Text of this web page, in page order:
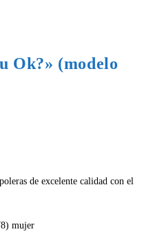
Ok?» (modelo
de excelente calidad con el
mujer